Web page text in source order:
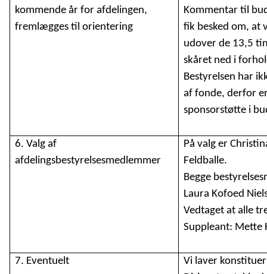
kommende år for afdelingen,
fremlægges til orientering
Kommentar til
fik besked om, at
udover de 13,5
skåret ned i
Bestyrelsen har
af fonde, derfor
sponsorstøtte i
6. Valg af
afdelingsbestyrelsesmedlemmer
På valg er
Feldballe.
Begge
Laura Kofoed
Vedtaget at alle
Suppleant: Mette
7. Eventuelt
Vi laver